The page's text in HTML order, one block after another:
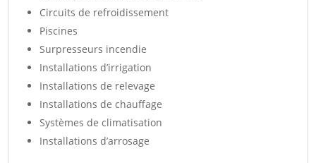
Circuits de refroidissement
Piscines
Surpresseurs incendie
Installations d’irrigation
Installations de relevage
Installations de chauffage
Systèmes de climatisation
Installations d’arrosage